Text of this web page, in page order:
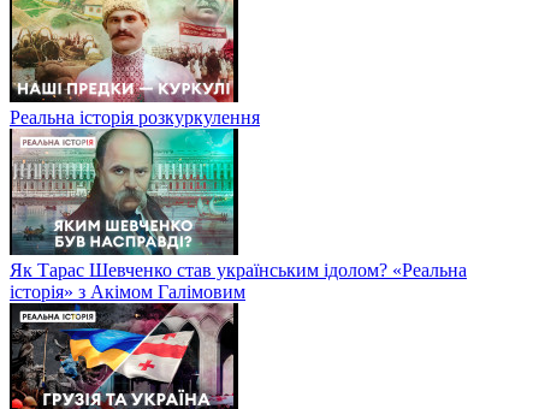
Реальна історія розкуркулення
Як Тарас Шевченко став українським ідолом? «Реальна
історія» з Акімом Галімовим